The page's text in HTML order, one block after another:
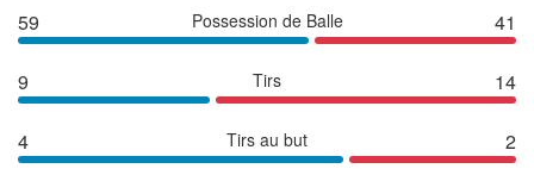
59 Possession de Balle 41
9 Tirs 14
4 Tirs au but 2